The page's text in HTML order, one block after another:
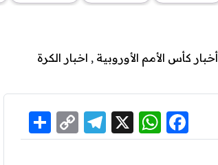
أخبار كأس الأمم الأوروبية , اخبار الكرة
Facebook
WhatsApp
X
Telegram
Copy
Link